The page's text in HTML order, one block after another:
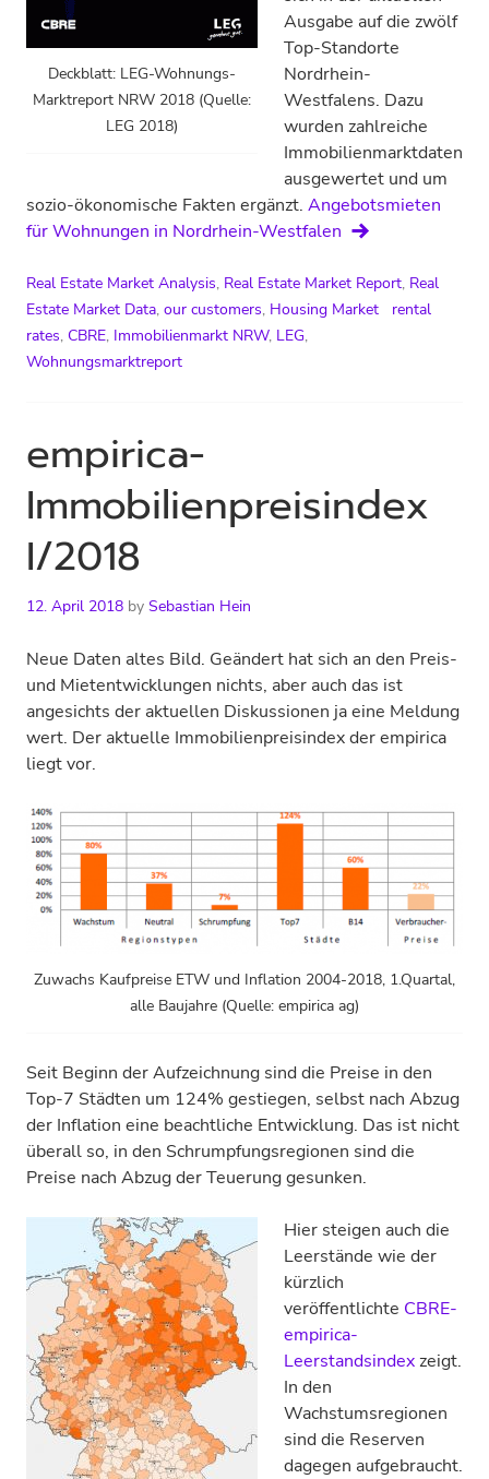
Deckblatt: LEG-Wohnungs-
Marktreport NRW 2018 (Quelle:
LEG 2018)
Ausgabe auf die zwölf
Top-Standorte
Nordrhein-
Westfalens. Dazu
wurden zahlreiche
Immobilienmarktdaten
ausgewertet und um
sozio-ökonomische Fakten ergänzt. Angebotsmieten
für Wohnungen in Nordrhein-Westfalen
Real Estate Market Analysis, Real Estate Market Report, Real
Estate Market Data, our customers, Housing Market
rental
rates, CBRE, Immobilienmarkt NRW, LEG,
Wohnungsmarktreport
empirica-
Immobilienpreisindex
I/2018
12. April 2018 by Sebastian Hein
Neue Daten altes Bild. Geändert hat sich an den Preis-
und Mietentwicklungen nichts, aber auch das ist
angesichts der aktuellen Diskussionen ja eine Meldung
wert. Der aktuelle Immobilienpreisindex der empirica
liegt vor.
Zuwachs Kaufpreise ETW und Inflation 2004-2018, 1.Quartal,
alle Baujahre (Quelle: empirica ag)
Seit Beginn der Aufzeichnung sind die Preise in den
Top-7 Städten um 124% gestiegen, selbst nach Abzug
der Inflation eine beachtliche Entwicklung. Das ist nicht
überall so, in den Schrumpfungsregionen sind die
Preise nach Abzug der Teuerung gesunken.
Hier steigen auch die
Leerstände wie der
kürzlich
veröffentlichte CBRE-
empirica-
Leerstandsindexzeigt.
In den
Wachstumsregionen
sind die Reserven
dagegen aufgebraucht.